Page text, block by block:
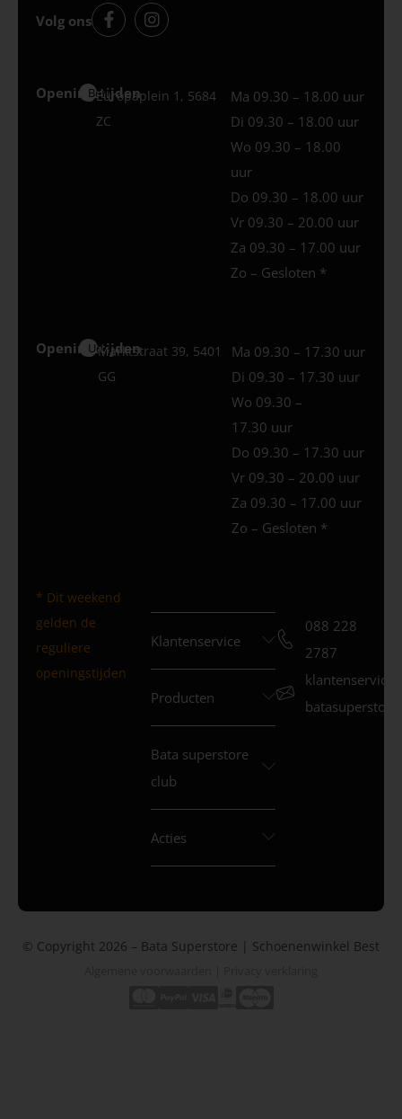
Volg ons
Openingstijden
Best
Europaplein 1, 5684
ZC
Ma 09.30 – 18.00 uur
Di 09.30 – 18.00 uur
Wo 09.30 – 18.00
uur
Do 09.30 – 18.00 uur
Vr 09.30 – 20.00 uur
Za 09.30 – 17.00 uur
Zo – Gesloten *
Openingstijden
Uden
Marktstraat 39, 5401
GG
Ma 09.30 – 17.30 uur
Di 09.30 – 17.30 uur
Wo 09.30 –
17.30 uur
Do 09.30 – 17.30 uur
Vr 09.30 – 20.00 uur
Za 09.30 – 17.00 uur
Zo – Gesloten *
* Dit weekend
gelden de
reguliere
openingstijden
Klantenservice
Producten
Bata superstore
club
Acties
088 228
2787
© Copyright 2026 – Bata Superstore | Schoenenwinkel Best